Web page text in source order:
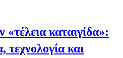
καταιγίδα»:
τεχνολογία και